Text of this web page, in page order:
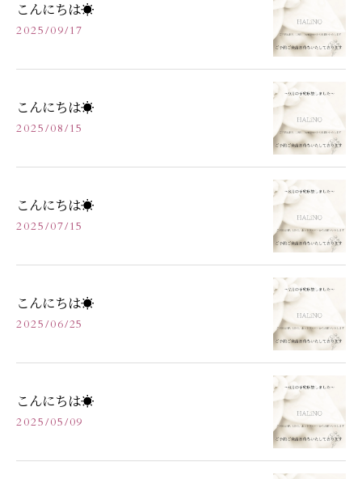
こんにちは☀️
2025/09/17
こんにちは☀️
2025/08/15
こんにちは☀️
2025/07/15
こんにちは☀️
2025/06/25
こんにちは☀️
2025/05/09